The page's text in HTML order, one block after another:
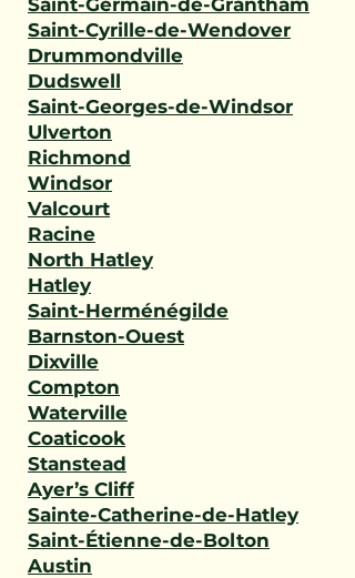
Saint-Germain-de-Grantham
Saint-Cyrille-de-Wendover
Drummondville
Dudswell
Saint-Georges-de-Windsor
Ulverton
Richmond
Windsor
Valcourt
Racine
North Hatley
Hatley
Saint-Herménégilde
Barnston-Ouest
Dixville
Compton
Waterville
Coaticook
Stanstead
Ayer’s Cliff
Sainte-Catherine-de-Hatley
Saint-Étienne-de-Bolton
Austin